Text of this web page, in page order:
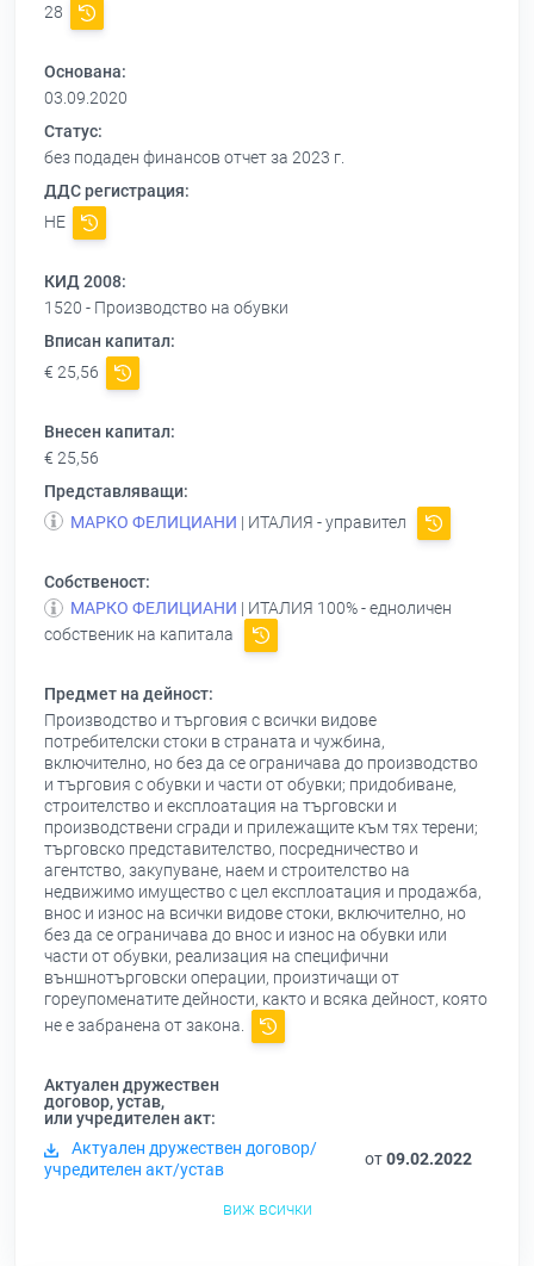
28
Основана:
03.09.2020
Статус:
без подаден финансов отчет за 2023 г.
ДДС регистрация:
НЕ
КИД 2008:
1520 - Производство на обувки
Вписан капитал:
€ 25,56
Внесен капитал:
€ 25,56
Представляващи:
МАРКО ФЕЛИЦИАНИ | ИТАЛИЯ - управител
Собственост:
МАРКО ФЕЛИЦИАНИ | ИТАЛИЯ 100% - едноличен
собственик на капитала
Предмет на дейност:
Производство и търговия с всички видове
потребителски стоки в страната и чужбина,
включително, но без да се ограничава до производство
и търговия с обувки и части от обувки; придобиване,
строителство и експлоатация на търговски и
производствени сгради и прилежащите към тях терени;
търговско представителство, посредничество и
агентство, закупуване, наем и строителство на
недвижимо имущество с цел експлоатация и продажба,
внос и износ на всички видове стоки, включително, но
без да се ограничава до внос и износ на обувки или
части от обувки, реализация на специфични
външнотърговски операции, произтичащи от
гореупоменатите дейности, както и всяка дейност, която
не е забранена от закона.
Актуален дружествен
договор, устав,
или учредителен акт:
Актуален дружествен договор/
учредителен акт/устав
от09.02.2022
виж всички